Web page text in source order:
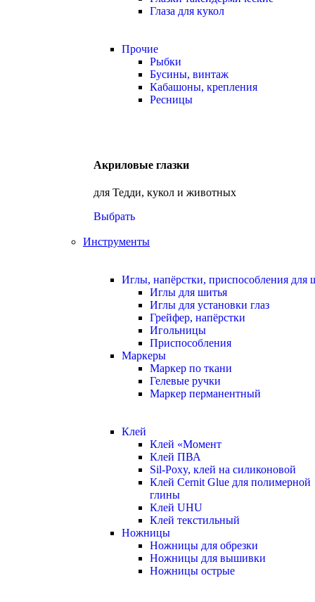
Глаза для кукол
Прочие
Рыбки
Бусины, винтаж
Кабашоны, крепления
Ресницы
Акриловые глазки
для Тедди, кукол и животных
Выбрать
Инструменты
Иглы, напёрстки, приспособления для
Иглы для шитья
Иглы для установки глаз
Грейфер, напёрстки
Игольницы
Приспособления
Маркеры
Маркер по ткани
Гелевые ручки
Маркер перманентный
Клей
Клей «Момент
Клей ПВА
Sil-Poxy, клей на силиконовой
Клей Cernit Glue для полимерной
глины
Клей UHU
Клей текстильный
Ножницы
Ножницы для обрезки
Ножницы для вышивки
Ножницы острые